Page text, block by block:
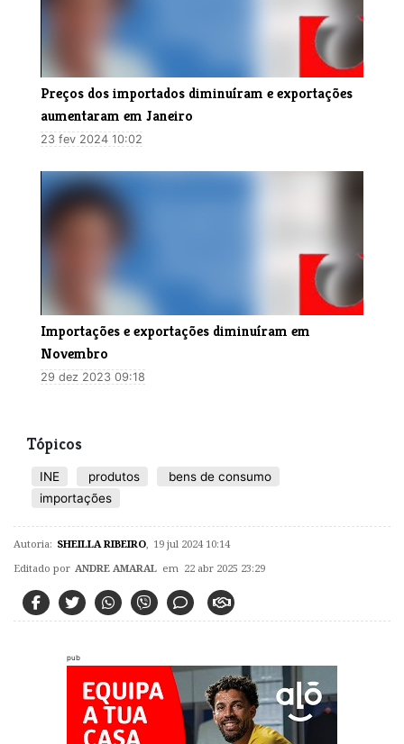
Preços dos importados diminuíram e exportações
aumentaram em Janeiro
23 fev 2024 10:02
Importações e exportações diminuíram em
Novembro
29 dez 2023 09:18
Tópicos
INE produtos
bens de consumo
importações
Autoria: SHEILLA RIBEIRO 19 jul 2024 10:14
Editado por ANDRE AMARAL em 22 abr 2025 23:29
pub